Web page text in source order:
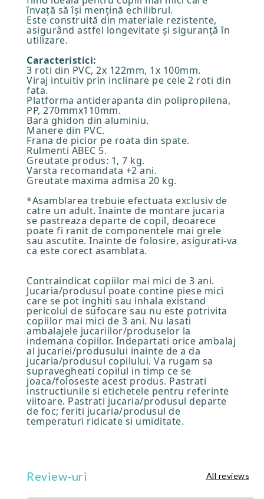
învață să își mențină echilibrul.
Este construită din materiale rezistente,
asigurând astfel longevitate și siguranță în
utilizare.
Caracteristici:
3 roti din PVC, 2x 122mm, 1x 100mm.
Viraj intuitiv prin inclinare pe cele 2 roti din
fata.
Platforma antiderapanta din polipropilena,
PP, 270mmx110mm.
Bara ghidon din aluminiu.
Manere din PVC.
Frana de picior pe roata din spate.
Rulmenti ABEC 5.
Greutate produs: 1, 7 kg.
Varsta recomandata +2 ani.
Greutate maxima admisa 20 kg.
*Asamblarea trebuie efectuata exclusiv de
catre un adult. Inainte de montare jucaria
se pastreaza departe de copil, deoarece
poate fi ranit de componentele mai grele
sau ascutite. Inainte de folosire, asigurati-va
ca este corect asamblata.
Contraindicat copiilor mai mici de 3 ani.
Jucaria/produsul poate contine piese mici
care se pot inghiti sau inhala existand
pericolul de sufocare sau nu este potrivita
copiilor mai mici de 3 ani. Nu lasati
ambalajele jucariilor/produselor la
indemana copiilor. Indepartati orice ambalaj
al jucariei/produsului inainte de a da
jucaria/produsul copilului. Va rugam sa
supravegheati copilul in timp ce se
joaca/foloseste acest produs. Pastrati
instructiunile si etichetele pentru referinte
viitoare. Pastrati jucaria/produsul departe
de foc; feriti jucaria/produsul de
temperaturi ridicate si umiditate.
Review-uri All reviews